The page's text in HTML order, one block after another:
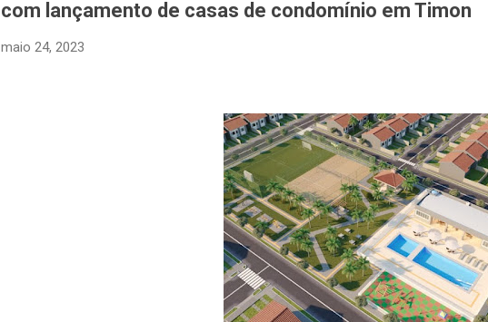
com lançamento de casas de condomínio em Timon
maio 24, 2023